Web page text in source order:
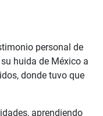
personal de
huida de México a
donde tuvo que
aprendiendo